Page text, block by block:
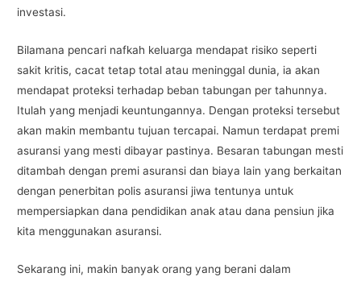
investasi.
Bilamana pencari nafkah keluarga mendapat risiko seperti
sakit kritis, cacat tetap total atau meninggal dunia, ia akan
mendapat proteksi terhadap beban tabungan per tahunnya.
Itulah yang menjadi keuntungannya. Dengan proteksi tersebut
akan makin membantu tujuan tercapai. Namun terdapat premi
asuransi yang mesti dibayar pastinya. Besaran tabungan mesti
ditambah dengan premi asuransi dan biaya lain yang berkaitan
dengan penerbitan polis asuransi jiwa tentunya untuk
mempersiapkan dana pendidikan anak atau dana pensiun jika
kita menggunakan asuransi.
Sekarang ini, makin banyak orang yang berani dalam